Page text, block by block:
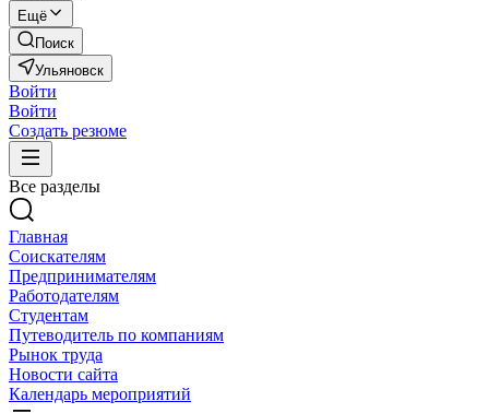
Ещё
Поиск
Ульяновск
Войти
Войти
Создать резюме
Все разделы
Главная
Соискателям
Предпринимателям
Работодателям
Студентам
Путеводитель по компаниям
Рынок труда
Новости сайта
Календарь мероприятий